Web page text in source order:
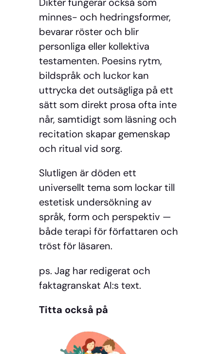
Dikter fungerar också som
minnes- och hedringsformer,
bevarar röster och blir
personliga eller kollektiva
testamenten. Poesins rytm,
bildspråk och luckor kan
uttrycka det outsägliga på ett
sätt som direkt prosa ofta inte
når, samtidigt som läsning och
recitation skapar gemenskap
och ritual vid sorg.
Slutligen är döden ett
universellt tema som lockar till
estetisk undersökning av
språk, form och perspektiv —
både terapi för författaren och
tröst för läsaren.
ps. Jag har redigerat och
faktagranskat AI:s text.
Titta också på